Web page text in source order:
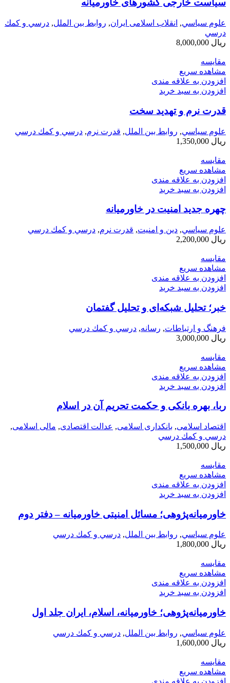
سیاست خارجی کشورهای خاورمیانه
علوم سياسي, انقلاب اسلامی ایران, روابط بین الملل, درسي و كمك
درسي
ریال
مقایسه
مشاهده سریع
افزودن به علاقه مندی
افزودن به سبد خرید
قدرت نرم و تهدید سخت
علوم سياسي, روابط بین الملل, قدرت نرم, درسي و كمك درسي
ریال
مقایسه
مشاهده سریع
افزودن به علاقه مندی
افزودن به سبد خرید
چهره جدید امنیت در خاورمیانه
علوم سياسي, دین و امنیت, قدرت نرم, درسي و كمك درسي
ریال
مقایسه
مشاهده سریع
افزودن به علاقه مندی
افزودن به سبد خرید
خبر؛ تحلیل شبکه‌ای و تحلیل گفتمان
فرهنگ و ارتباطات, رسانه, درسي و كمك درسي
ریال
مقایسه
مشاهده سریع
افزودن به علاقه مندی
افزودن به سبد خرید
ربا، بهره بانکی و حکمت تحریم آن در اسلام
اقتصاد اسلامی, بانکداری اسلامی, عدالت اقتصادی, مالی اسلامی,
درسي و كمك درسي
ریال
مقایسه
مشاهده سریع
افزودن به علاقه مندی
افزودن به سبد خرید
خاورمیانه‌پژوهی؛ مسائل امنیتی خاورمیانه – دفتر دوم
علوم سياسي, روابط بین الملل, درسي و كمك درسي
ریال
مقایسه
مشاهده سریع
افزودن به علاقه مندی
افزودن به سبد خرید
خاورمیانه‌پژوهی؛ خاورمیانه، اسلام، ایران جلد اول
علوم سياسي, روابط بین الملل, درسي و كمك درسي
ریال
مقایسه
مشاهده سریع
افزودن به علاقه مندی